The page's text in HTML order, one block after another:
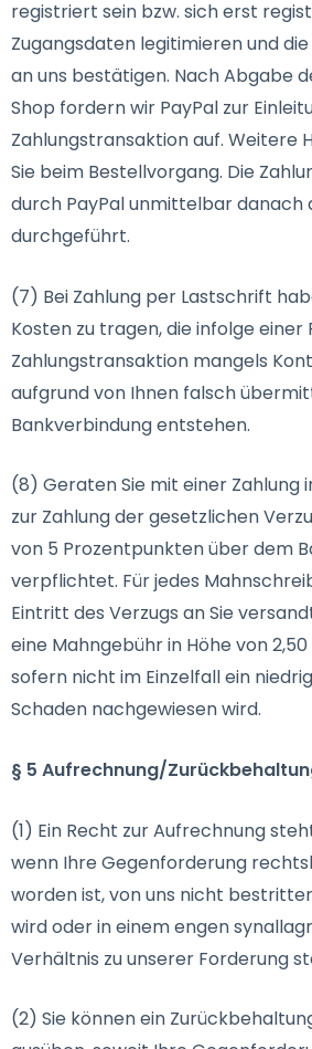
registriert sein bzw. sich erst
Zugangsdaten legitimieren und
an uns bestätigen. Nach Abgabe
Shop fordern wir PayPal zur
Zahlungstransaktion auf. Weitere
Sie beim Bestellvorgang. Die
durch PayPal unmittelbar danach
durchgeführt.
(7) Bei Zahlung per Lastschrift
Kosten zu tragen, die infolge einer
Zahlungstransaktion mangels
aufgrund von Ihnen falsch
Bankverbindung entstehen.
(8) Geraten Sie mit einer Zahlung
zur Zahlung der gesetzlichen
von 5 Prozentpunkten über dem
verpflichtet. Für jedes
Eintritt des Verzugs an Sie
eine Mahngebühr in Höhe von
sofern nicht im Einzelfall ein
Schaden nachgewiesen wird.
§ 5 Aufrechnung/
(1) Ein Recht zur Aufrechnung
wenn Ihre Gegenforderung
worden ist, von uns nicht
wird oder in einem engen
Verhältnis zu unserer Forderung
(2) Sie können ein